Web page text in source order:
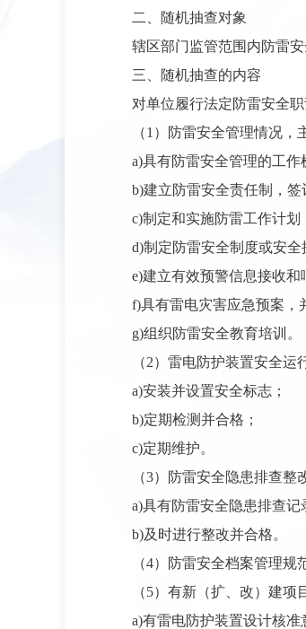
二、随机抽查对象
辖区部门监管范围内防雷安
三、随机抽查的内容
对单位履行法定防雷安全
（1）防雷安全管理情况，
a)具有防雷安全管理的工作
b)建立防雷安全责任制，签
c)制定和实施防雷工作计划
d)制定防雷安全制度或安全
e)建立有效预警信息接收和
f)具有雷电灾害应急预案，
g)组织防雷安全教育培训。
（2）雷电防护装置安全运
a)安装并设置安全标志；
b)定期检测并合格；
c)定期维护。
（3）防雷安全隐患排查整
a)具有防雷安全隐患排查记
b)及时进行整改并合格。
（4）防雷安全档案管理规
（5）有新（扩、改）建项
a)有雷电防护装置设计核准